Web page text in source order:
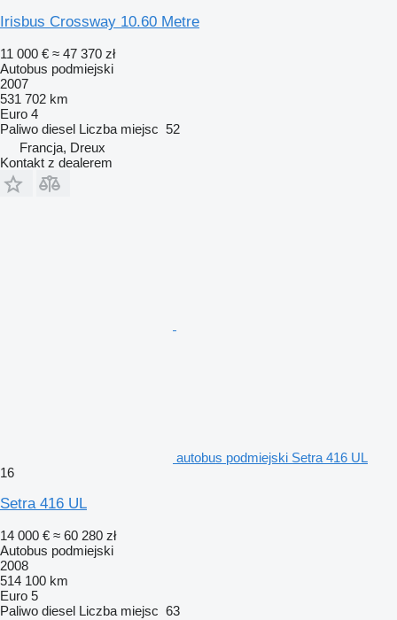
Irisbus Crossway 10.60 Metre
11 000 € ≈ 47 370 zł
Autobus podmiejski
2007
531 702 km
Euro 4
Paliwo diesel Liczba miejsc 52
Francja, Dreux
Kontakt z dealerem
autobus podmiejski Setra 416 UL
16
Setra 416 UL
14 000 € ≈ 60 280 zł
Autobus podmiejski
2008
514 100 km
Euro 5
Paliwo diesel Liczba miejsc 63